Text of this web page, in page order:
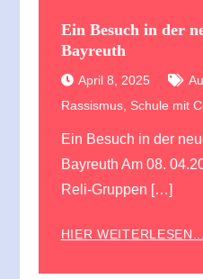
Ein Besuch in der
Bayreuth
April 8, 2025
Rassismus, Schule mit
Ein Besuch in der
Bayreuth Am 08.
Reli-Gruppen […]
HIER WEITERLESEN...